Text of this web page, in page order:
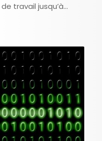
travail jusqu’à…